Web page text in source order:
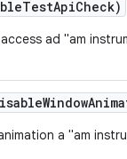
TestApiCheck)
ad "am
Window
a "am